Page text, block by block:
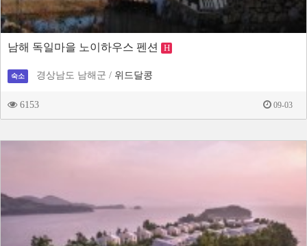
남해 독일마을 노이하우스 펜션 H
숙소 경상남도 남해군 / 위드달콩
6153 09-03